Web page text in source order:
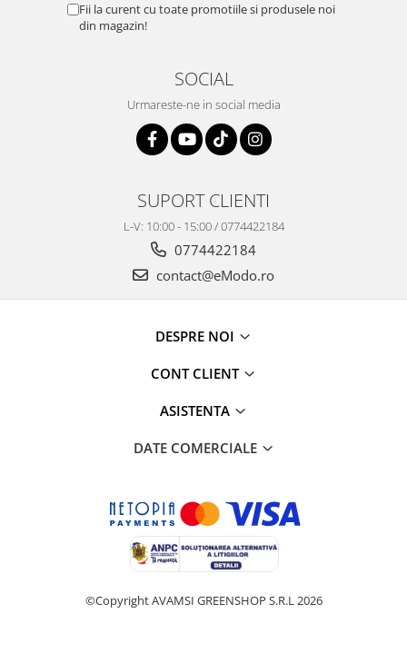
Fii la curent cu toate promotiile si produsele noi
din magazin!
SOCIAL
Urmareste-ne in social media
SUPORT CLIENTI
L-V: 10:00 - 15:00 / 0774422184
0774422184
contact@eModo.ro
DESPRE NOI
CONT CLIENT
ASISTENTA
DATE COMERCIALE
©Copyright AVAMSI GREENSHOP S.R.L 2026